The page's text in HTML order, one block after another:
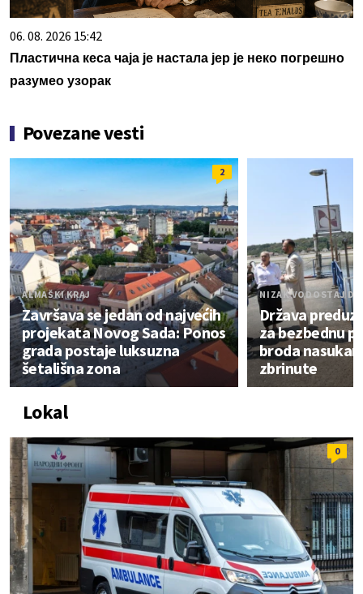
06. 08. 2026 15:42
Пластична кеса чаја је настала јер је неко погрешно
разумео узорак
Povezane vesti
2
ALMAŠKI KRAJ
Završava se jedan od najvećih
projekata Novog Sada: Ponos
grada postaje luksuzna
šetališna zona
NIZAK VODOSTAJ
Država
za bezbednu
broda
zbrinute
Lokal
0